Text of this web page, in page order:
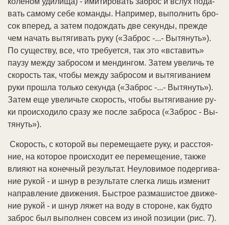
вать са­мо­му се­бе ко­ман­ды. На­при­мер, вы­пол­нить бро­
сок впе­ред, а за­тем по­до­ж­дать две се­кун­ды, пре­ж­де
чем на­чать вы­тя­ги­вать ру­ку («За­брос -...- Вы­тя­нуть»).
По су­ще­ст­ву, все, что тре­бу­ет­ся, так это «вста­вить»
пау­зу ме­ж­ду за­бро­сом и мен­дин­гом. За­тем уве­личь те
ско­рость так, что­бы ме­ж­ду за­бро­сом и вы­тя­ги­ва­ни­ем
ру­ки про­шла толь­ко се­кун­да («За­брос -...- Вы­тя­нуть»).
За­тем еще уве­личь­те ско­рость, что­бы вы­тя­ги­ва­ние ру­
ки про­ис­хо­ди­ло сра­зу же по­сле за­бро­са («За­брос - Вы­
тя­нуть»).
Ско­рость, с ко­то­рой вы пе­ре­ме­щае­те ру­ку, и рас­стоя­
ние, на ко­то­рое про­ис­хо­дит ее пе­ре­ме­ще­ние, так­же
влия­ют на ко­неч­ный ре­зуль­тат. Не­уло­ви­мое по­дер­ги­ва­
ние ру­кой - и шнур в ре­зуль­та­те слег­ка лишь из­ме­нит
на­прав­ле­ние дви­же­ния. Бы­строе раз­ма­ши­стое дви­же­
ние ру­кой - и шнур ля­жет на во­ду в сто­ро­не, как буд­то
за­брос был вы­пол­нен со­всем из иной по­зи­ции (рис. 7).